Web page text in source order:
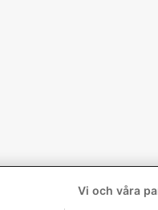
Vi och våra